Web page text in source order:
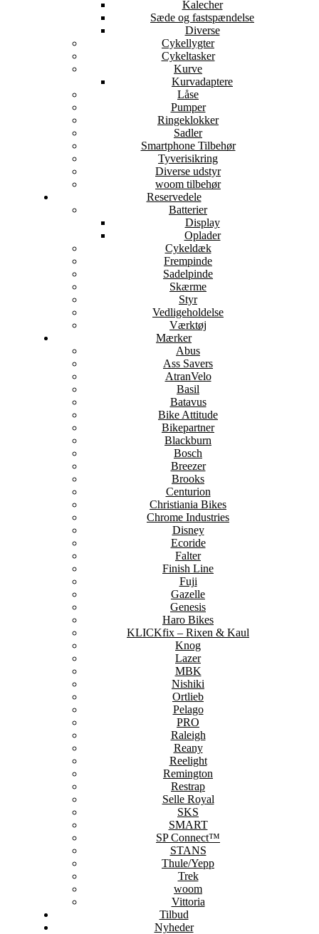
Kalecher
Sæde og fastspændelse
Diverse
Cykellygter
Cykeltasker
Kurve
Kurvadaptere
Låse
Pumper
Ringeklokker
Sadler
Smartphone Tilbehør
Tyverisikring
Diverse udstyr
woom tilbehør
Reservedele
Batterier
Display
Oplader
Cykeldæk
Frempinde
Sadelpinde
Skærme
Styr
Vedligeholdelse
Værktøj
Mærker
Abus
Ass Savers
AtranVelo
Basil
Batavus
Bike Attitude
Bikepartner
Blackburn
Bosch
Breezer
Brooks
Centurion
Christiania Bikes
Chrome Industries
Disney
Ecoride
Falter
Finish Line
Fuji
Gazelle
Genesis
Haro Bikes
KLICKfix – Rixen & Kaul
Knog
Lazer
MBK
Nishiki
Ortlieb
Pelago
PRO
Raleigh
Reany
Reelight
Remington
Restrap
Selle Royal
SKS
SMART
SP Connect™
STANS
Thule/Yepp
Trek
woom
Vittoria
Tilbud
Nyheder